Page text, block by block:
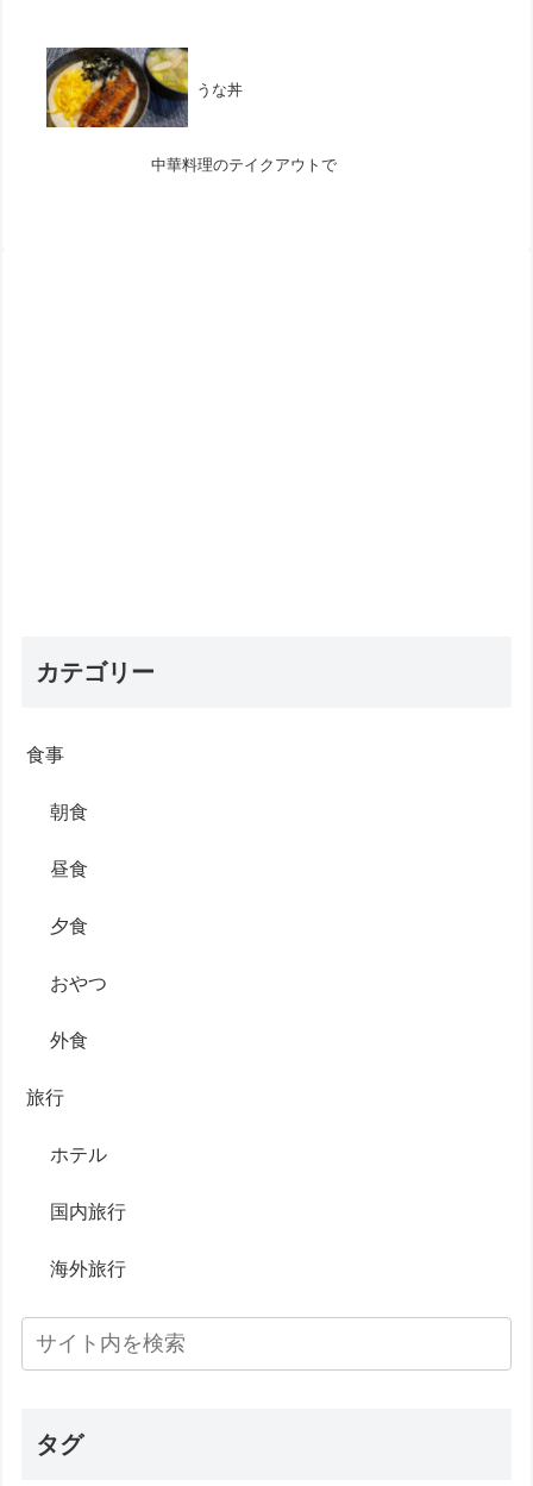
うな丼
中華料理のテイクアウトで
カテゴリー
食事
朝食
昼食
夕食
おやつ
外食
旅行
ホテル
国内旅行
海外旅行
タグ